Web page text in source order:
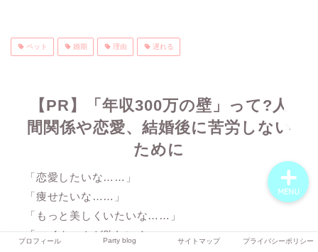
ペット 婚期 理由 遅れる
【PR】「年収300万の壁」って?人
間関係や恋愛、結婚後に苦労しない
ために
「恋愛したいな……」
「痩せたいな……」
「もっと美しくいたいな……」
「マイホームが欲しい！」
プロフィール Party blog サイトマップ プライバシーポリシー
MENU
プライバシーポリシー